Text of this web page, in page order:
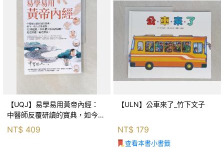
【UQJ】易學易用黃帝內經：
中醫師反覆研讀的寶典，如今一
般人也能實踐。12條經絡、365
個穴位白話詳解，經之所過，病
NT$ 409
【ULN】公車來了_竹下文子
NT$ 179
查看本書小書籤